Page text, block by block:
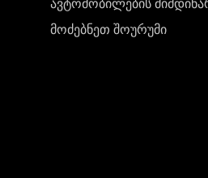
ავტომობილების
მოძებნეთ შოურუმი